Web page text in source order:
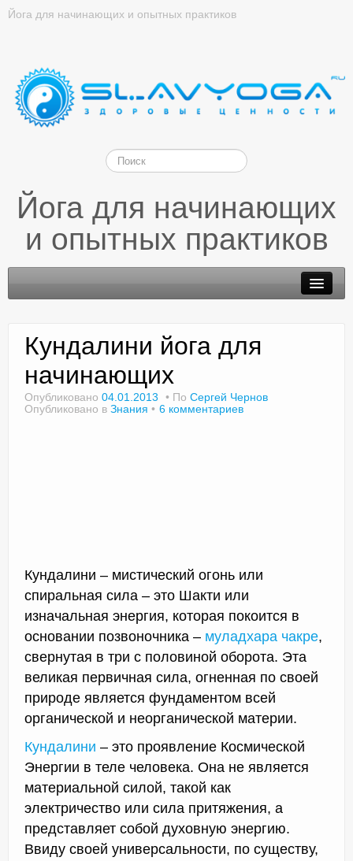
Йога для начинающих и опытных практиков
Йога для начинающих
и опытных практиков
Доктор Чернов
Контакты
Кундалини йога для
начинающих
Опубликовано 04.01.2013 По Сергей Чернов
Опубликовано в Знания 6 комментариев
Кундалини – мистический огонь или
спиральная сила – это Шакти или
изначальная энергия, которая покоится в
основании позвоночника – муладхара чакре,
свернутая в три с половиной оборота. Эта
великая первичная сила, огненная по своей
природе является фундаментом всей
органической и неорганической материи.
Кундалини – это проявление Космической
Энергии в теле человека. Она не является
материальной силой, такой как
электричество или сила притяжения, а
представляет собой духовную энергию.
Ввиду своей универсальности, по существу,